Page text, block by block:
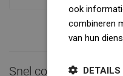
Snel contact
ook
combineren
van hun
DETAILS